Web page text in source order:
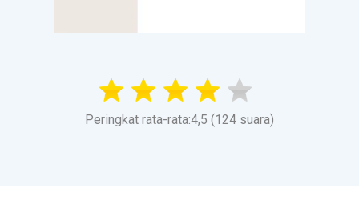
Peringkat rata-rata:4,5 (124 suara)